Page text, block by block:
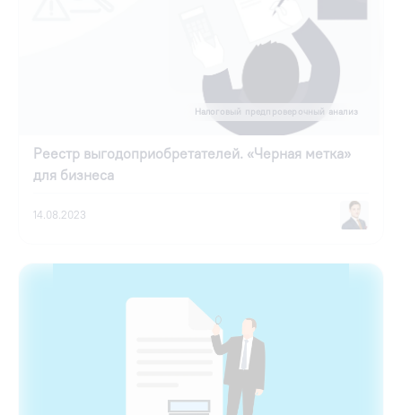
Налоговый предпроверочный анализ
Реестр выгодоприобретателей. «Черная метка»
для бизнеса
14.08.2023